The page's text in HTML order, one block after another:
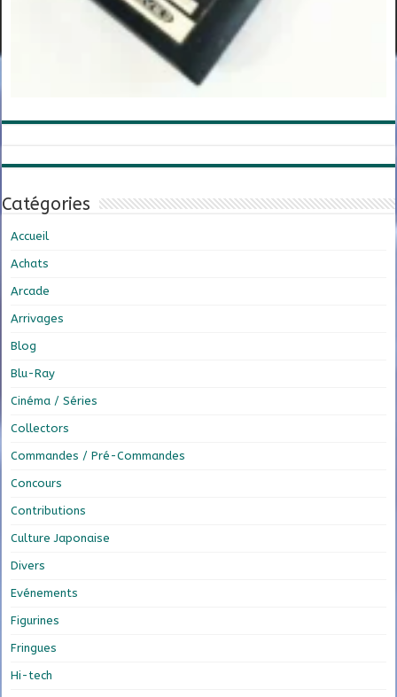
Catégories
Accueil
Achats
Arcade
Arrivages
Blog
Blu-Ray
Cinéma / Séries
Collectors
Commandes / Pré-Commandes
Concours
Contributions
Culture Japonaise
Divers
Evénements
Figurines
Fringues
Hi-tech